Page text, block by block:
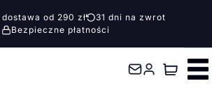
od 290 zł
31 dni na zwrot
Bezpieczne płatności